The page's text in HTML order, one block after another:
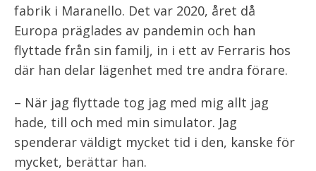
fabrik i Maranello. Det var 2020, året då
Europa präglades av pandemin och han
flyttade från sin familj, in i ett av Ferraris hos
där han delar lägenhet med tre andra förare.
– När jag flyttade tog jag med mig allt jag
hade, till och med min simulator. Jag
spenderar väldigt mycket tid i den, kanske för
mycket, berättar han.